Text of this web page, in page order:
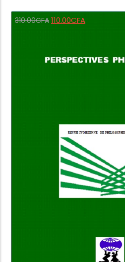
310.00CFA 110.00CFA
Add to Cart